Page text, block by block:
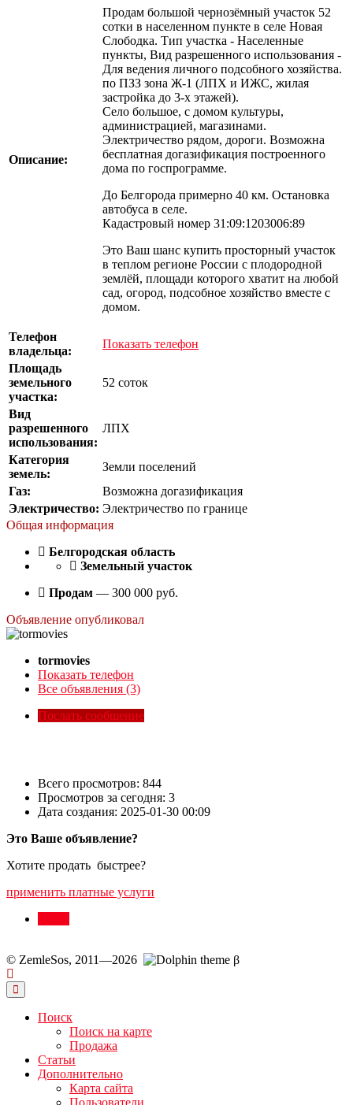
Описание:
Продам большой чернозёмный участок 52
сотки в населенном пункте в селе Новая
Слободка. Тип участка - Населенные
пункты, Вид разрешенного использования -
Для ведения личного подсобного хозяйства.
по ПЗЗ зона Ж-1 (ЛПХ и ИЖС, жилая
застройка до 3-х этажей).
Село большое, с домом культуры,
администрацией, магазинами.
Электричество рядом, дороги. Возможна
бесплатная догазификация построенного
дома по госпрограмме.
До Белгорода примерно 40 км. Остановка
автобуса в селе.
Кадастровый номер 31:09:1203006:89
Это Ваш шанс купить просторный участок
в теплом регионе России с плодородной
землёй, площади которого хватит на любой
сад, огород, подсобное хозяйство вместе с
домом.
Телефон
владельца:
Показать телефон
Площадь
земельного
участка:
52 соток
Вид
разрешенного
использования:
ЛПХ
Категория
земель:
Земли поселений
Газ:
Возможна догазификация
Электричество: Электричество по границе
Список комментариев пуст
Оставьте свой комментарий
Имя
*
Email*
Комментарий*
Код подтверждения *
Нажимая "Добавить", Вы соглашаетесь с
Общая информация
Белгородская область
Земельный участок
Продам — 300 000 руб.
Объявление опубликовал
tormovies
Показать телефон
Все объявления (3)
Послать сообщение
Всего просмотров: 844
Просмотров за сегодня: 3
Дата создания: 2025-01-30 00:09
Это Ваше объявление?
Хотите продать быстрее?
применить платные услуги
© ZemleSos, 2011—2026 β
Поиск
Поиск на карте
Продажа
Статьи
Дополнительно
Карта сайта
Пользователи